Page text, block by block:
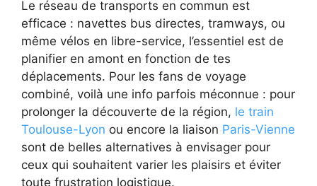
Le réseau de transports en commun est
efficace : navettes bus directes, tramways, ou
même vélos en libre-service, l’essentiel est de
planifier en amont en fonction de tes
déplacements. Pour les fans de voyage
combiné, voilà une info parfois méconnue : pour
prolonger la découverte de la région, le train
Toulouse-Lyon ou encore la liaison Paris-Vienne
sont de belles alternatives à envisager pour
ceux qui souhaitent varier les plaisirs et éviter
toute frustration logistique.